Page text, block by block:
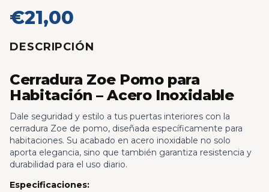
€21,00
DESCRIPCIÓN
Cerradura Zoe Pomo para
Habitación – Acero Inoxidable
Dale seguridad y estilo a tus puertas interiores con la
cerradura Zoe de pomo, diseñada específicamente para
habitaciones. Su acabado en acero inoxidable no solo
aporta elegancia, sino que también garantiza resistencia y
durabilidad para el uso diario.
Especificaciones: